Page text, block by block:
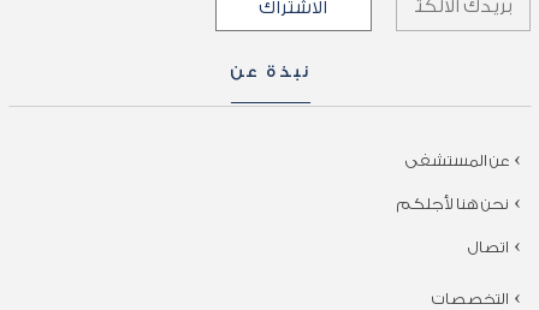
نبذة عن
عن المستشفى
نحن هنا لأجلكم
اتصال
التخصصات